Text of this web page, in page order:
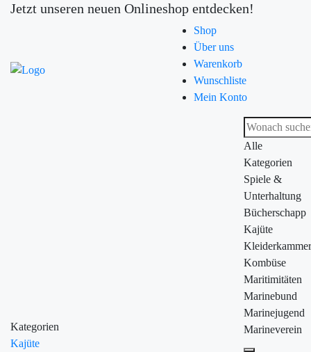
Jetzt unseren neuen Onlineshop entdecken!
Shop
Über uns
Warenkorb
Wunschliste
Mein Konto
Kategorien
Kajüte
Alle
Kategorien
Spiele &
Unterhaltung
Bücherschapp
Kajüte
Kleiderkammer
Kombüse
Maritimitäten
Marinebund
Marinejugend
Marineverein